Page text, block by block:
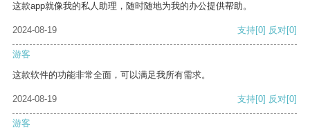
这款app就像我的私人助理，随时随地为我的办公提供帮助。
2024-08-19 支持[0] 反对[0]
游客
这款软件的功能非常全面，可以满足我所有需求。
2024-08-19 支持[0] 反对[0]
游客